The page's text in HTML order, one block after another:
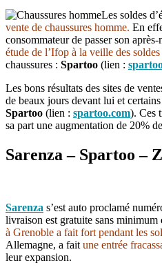
Les soldes
vente de chaussures homme. En
consommateur de passer son
étude de l’Ifop à la veille des
chaussures : Spartoo (lien :
Les bons résultats des sites de
de beaux jours devant lui et
Spartoo (lien : spartoo.com). Ces
sa part une augmentation de 20%
Sarenza – Spartoo –
Sarenza s’est auto proclamé
livraison est gratuite sans minimum
à Grenoble a fait fort pendant les
Allemagne, a fait une entrée
leur expansion.